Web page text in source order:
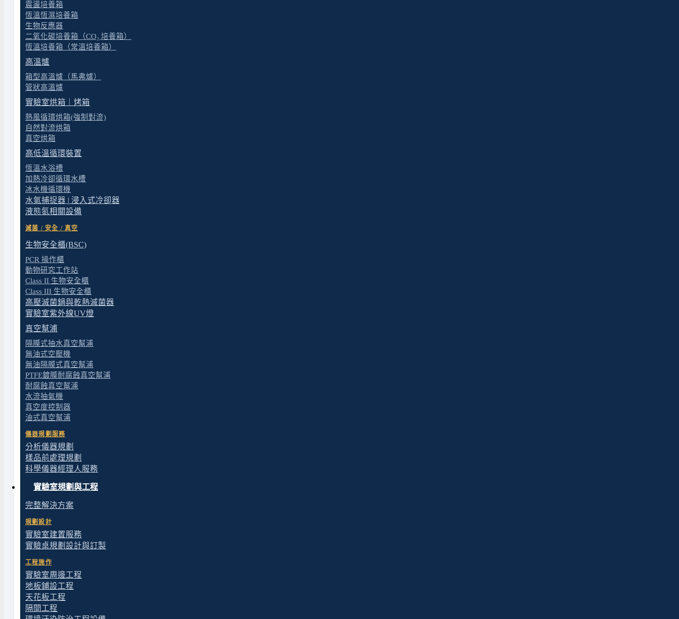
震盪培養箱
恆溫恆濕培養箱
生物反應器
二氧化碳培養箱（CO₂ 培養箱）
恆溫培養箱（常溫培養箱）
高溫爐
箱型高溫爐（馬弗爐）
管狀高溫爐
實驗室烘箱｜烤箱
熱風循環烘箱(強制對流)
自然對流烘箱
真空烘箱
高低溫循環裝置
恆溫水浴槽
加熱冷卻循環水槽
冰水機循環機
水氣捕捉器 | 浸入式冷卻器
液態氮相關設備
滅菌 / 安全 / 真空
生物安全櫃(BSC)
PCR 操作櫃
動物研究工作站
Class II 生物安全櫃
Class III 生物安全櫃
高壓滅菌鍋與乾熱滅菌器
實驗室紫外線UV燈
真空幫浦
隔膜式抽水真空幫浦
無油式空壓機
無油隔膜式真空幫浦
PTFE鍍膜耐腐蝕真空幫浦
耐腐蝕真空幫浦
水流抽氣機
真空度控制器
油式真空幫浦
儀器規劃服務
分析儀器規劃
樣品前處理規劃
科學儀器經理人服務
實驗室規劃與工程
完整解決方案
規劃設計
實驗室建置服務
實驗桌規劃設計與訂製
工程施作
實驗室周邊工程
地板鋪設工程
天花板工程
隔間工程
實驗室規劃設計與建置
閱讀更多
微生物實驗室規劃設計與建置
閱讀更多